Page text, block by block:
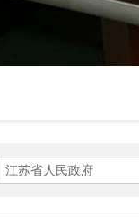
江苏省人民政府